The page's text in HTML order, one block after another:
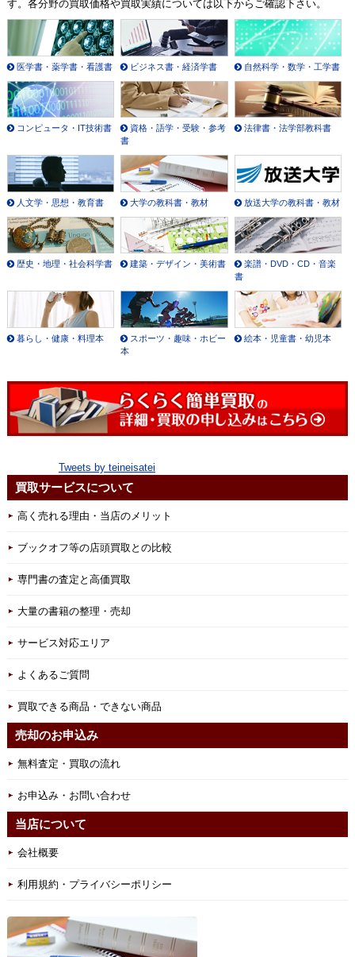
す。各分野の買取価格や買取実績については以下からご確認下さい。
医学書・薬学書・看護書 ビジネス書・経済学書 自然科学・数学・工学書
コンピュータ・IT技術書
資格・語学・受験・参考
書
法律書・法学部教科書
人文学・思想・教育書 大学の教科書・教材 放送大学の教科書・教材
歴史・地理・社会科学書 建築・デザイン・美術書
楽譜・DVD・CD・音楽
書
暮らし・健康・料理本
スポーツ・趣味・ホビー
本
絵本・児童書・幼児本
Tweets by teineisatei
買取サービスについて
高く売れる理由・当店のメリット
ブックオフ等の店頭買取との比較
専門書の査定と高価買取
大量の書籍の整理・売却
サービス対応エリア
よくあるご質問
買取できる商品・できない商品
売却のお申込み
無料査定・買取の流れ
お申込み・お問い合わせ
当店について
会社概要
利用規約・プライバシーポリシー